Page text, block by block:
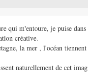
qui m'entoure, je puise
créative.
la mer , l'océan tiennent
naturellement de cet